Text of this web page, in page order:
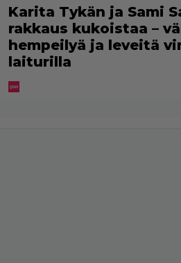
Karita Tykän ja Sami
rakkaus kukoistaa –
hempeilyä ja leveitä
laiturilla